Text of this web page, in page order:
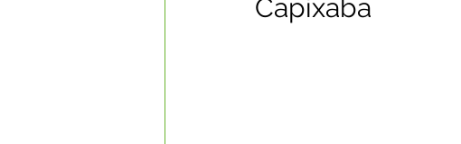
Capixaba